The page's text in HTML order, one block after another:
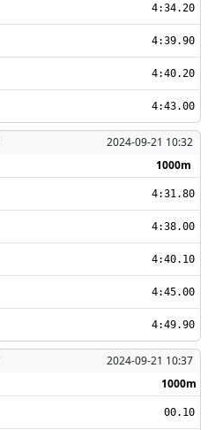
4:34.20
4:39.90
4:40.20
4:43.00
2024-09-21 10:32
1000m
4:31.80
4:38.00
4:40.10
4:45.00
4:49.90
2024-09-21 10:37
1000m
00.10